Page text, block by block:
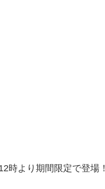
時より期間限定で登場！